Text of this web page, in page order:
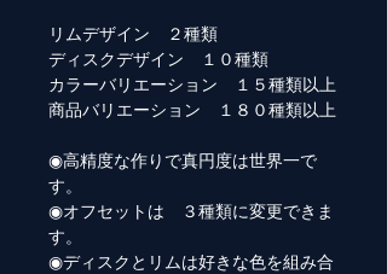
リムデザイン ２種類
ディスクデザイン １０種類
カラーバリエーション １５種類以上
商品バリエーション １８０種類以上
◉高精度な作りで真円度は世界一で
す。
◉オフセットは ３種類に変更できま
す。
◉ディスクとリムは好きな色を組み合